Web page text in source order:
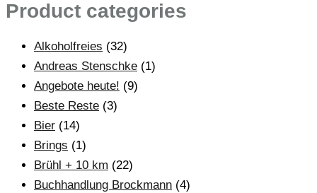
Product categories
Alkoholfreies (32)
Andreas Stenschke (1)
Angebote heute! (9)
Beste Reste (3)
Bier (14)
Brings (1)
Brühl + 10 km (22)
Buchhandlung Brockmann (4)